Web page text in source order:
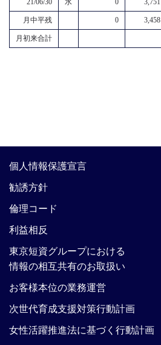
21/06/30 水 0 3,751
月中平残 0 3,458
月初来合計
個人情報保護宣言
勧誘方針
倫理コード
利益相反
東京短資グループにおける
情報の相互共有のお取扱い
お客様本位の業務運営
次世代育成支援対策行動計画
女性活躍推進法に基づく行動計画